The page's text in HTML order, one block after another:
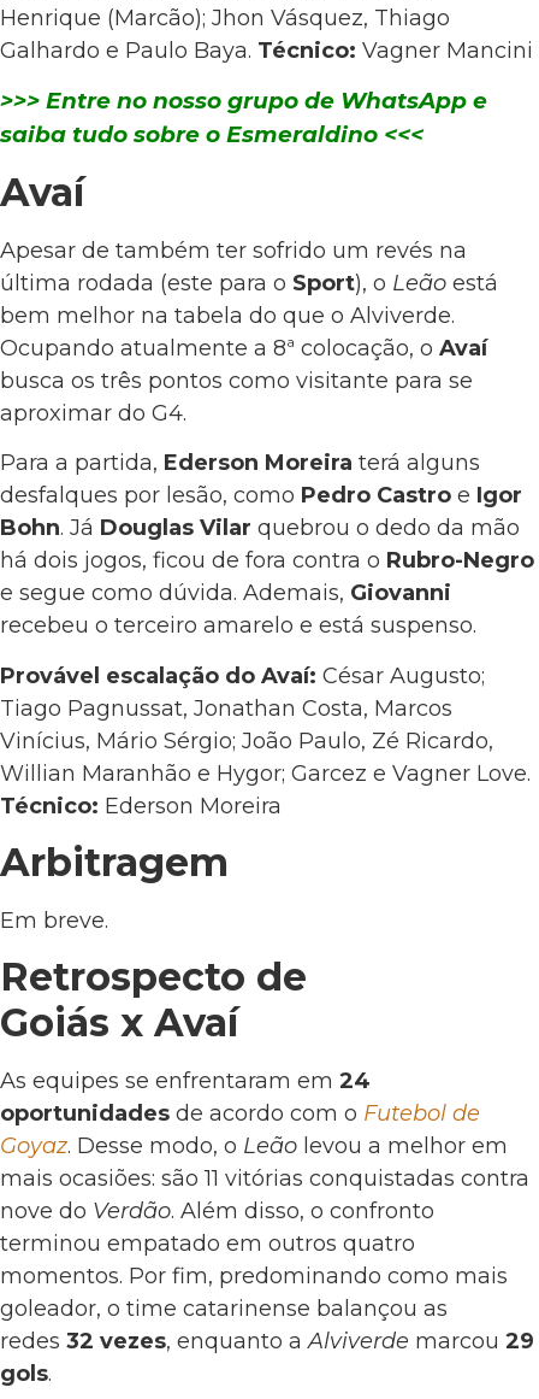
Henrique (Marcão); Jhon Vásquez, Thiago
Galhardo e Paulo Baya. Técnico: Vagner Mancini
>>> Entre no nosso grupo de WhatsApp e
saiba tudo sobre o Esmeraldino <<<
Avaí
Apesar de também ter sofrido um revés na
última rodada (este para o Sport), o Leão está
bem melhor na tabela do que o Alviverde.
Ocupando atualmente a 8ª colocação, o Avaí
busca os três pontos como visitante para se
aproximar do G4.
Para a partida, Ederson Moreira terá alguns
desfalques por lesão, como Pedro Castro e Igor
Bohn. Já Douglas Vilar quebrou o dedo da mão
há dois jogos, ficou de fora contra o Rubro-Negro
e segue como dúvida. Ademais, Giovanni
recebeu o terceiro amarelo e está suspenso.
Provável escalação do Avaí: César Augusto;
Tiago Pagnussat, Jonathan Costa, Marcos
Vinícius, Mário Sérgio; João Paulo, Zé Ricardo,
Willian Maranhão e Hygor; Garcez e Vagner Love.
Técnico: Ederson Moreira
Arbitragem
Em breve.
Retrospecto de
Goiás x Avaí
As equipes se enfrentaram em 24
oportunidades de acordo com o Futebol de
Goyaz. Desse modo, o Leão levou a melhor em
mais ocasiões: são 11 vitórias conquistadas contra
nove do Verdão. Além disso, o confronto
terminou empatado em outros quatro
momentos. Por fim, predominando como mais
goleador, o time catarinense balançou as
redes 32 vezes, enquanto aAlviverde marcou 29
gols.